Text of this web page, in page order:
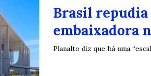
Brasil repudia
embaixadora
Planalto diz que há uma